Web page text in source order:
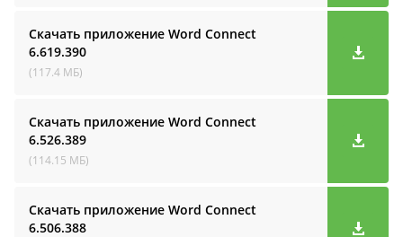
Скачать приложение Word Connect
6.619.390
(117.4 МБ)
Скачать приложение Word Connect
6.526.389
(114.15 МБ)
Скачать приложение Word Connect
6.506.388